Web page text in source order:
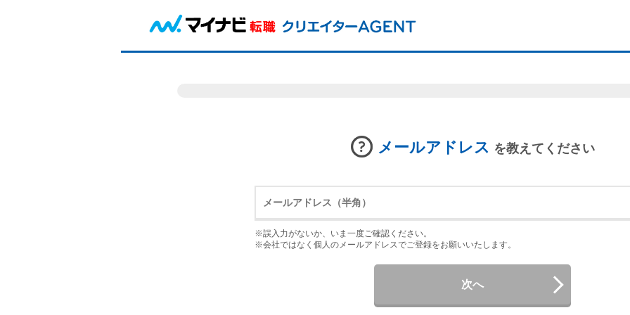
メールアドレス を教えてください
※誤入力がないか、いま一度ご確認ください。
※会社ではなく個人のメールアドレスでご登録をお願いいたします。
次へ